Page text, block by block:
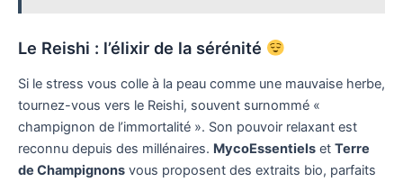
Le Reishi : l’élixir de la sérénité
Si le stress vous colle à la peau comme une mauvaise herbe,
tournez-vous vers le Reishi, souvent surnommé «
champignon de l’immortalité ». Son pouvoir relaxant est
reconnu depuis des millénaires. MycoEssentiels et Terre
de Champignons vous proposent des extraits bio, parfaits